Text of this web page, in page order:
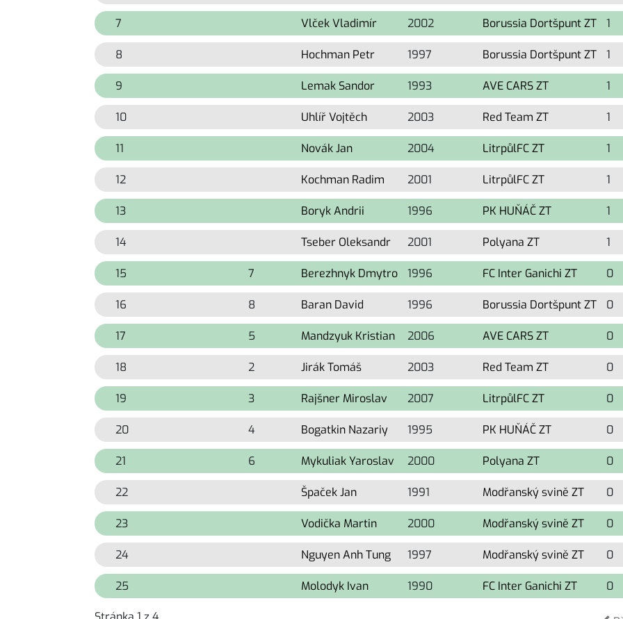
7 Vlček Vladimír 2002 Borussia Dortšpunt ZT 1
8 Hochman Petr 1997 Borussia Dortšpunt ZT 1
9 Lemak Sandor 1993 AVE CARS ZT 1
10 Uhlíř Vojtěch 2003 Red Team ZT 1
11 Novák Jan 2004 LitrpůlFC ZT 1
12 Kochman Radim 2001 LitrpůlFC ZT 1
13 Boryk Andrii 1996 PK HUŇÁČ ZT 1
14 Tseber Oleksandr 2001 Polyana ZT 1
15 7 Berezhnyk Dmytro 1996 FC Inter Ganichi ZT 0
16 8 Baran David 1996 Borussia Dortšpunt ZT 0
17 5 Mandzyuk Kristian 2006 AVE CARS ZT 0
18 2 Jirák Tomáš 2003 Red Team ZT 0
19 3 Rajšner Miroslav 2007 LitrpůlFC ZT 0
20 4 Bogatkin Nazariy 1995 PK HUŇÁČ ZT 0
21 6 Mykuliak Yaroslav 2000 Polyana ZT 0
22 Špaček Jan 1991 Modřanský svině ZT 0
23 Vodička Martin 2000 Modřanský svině ZT 0
24 Nguyen Anh Tung 1997 Modřanský svině ZT 0
25 Molodyk Ivan 1990 FC Inter Ganichi ZT 0